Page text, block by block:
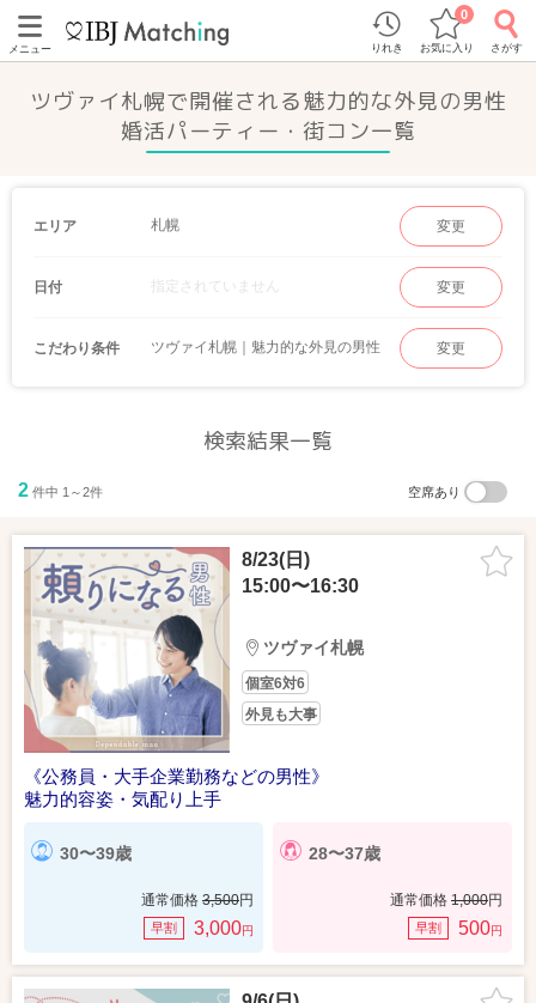
メニュー りれき お気に入り
0
さがす
ツヴァイ札幌で開催される魅力的な外見の男性
婚活パーティー・街コン一覧
エリア 札幌 変更
日付 指定されていません 変更
こだわり条件 ツヴァイ札幌｜魅力的な外見の男性 変更
検索結果一覧
2 件中 1～2件 空席あり
8/23(日)
15:00〜16:30
ツヴァイ札幌
個室6対6
外見も大事
《公務員・大手企業勤務などの男性》
魅力的容姿・気配り上手
30〜39歳
通常価格 3,500円
早割 3,000円
28〜37歳
通常価格 1,000円
早割 500円